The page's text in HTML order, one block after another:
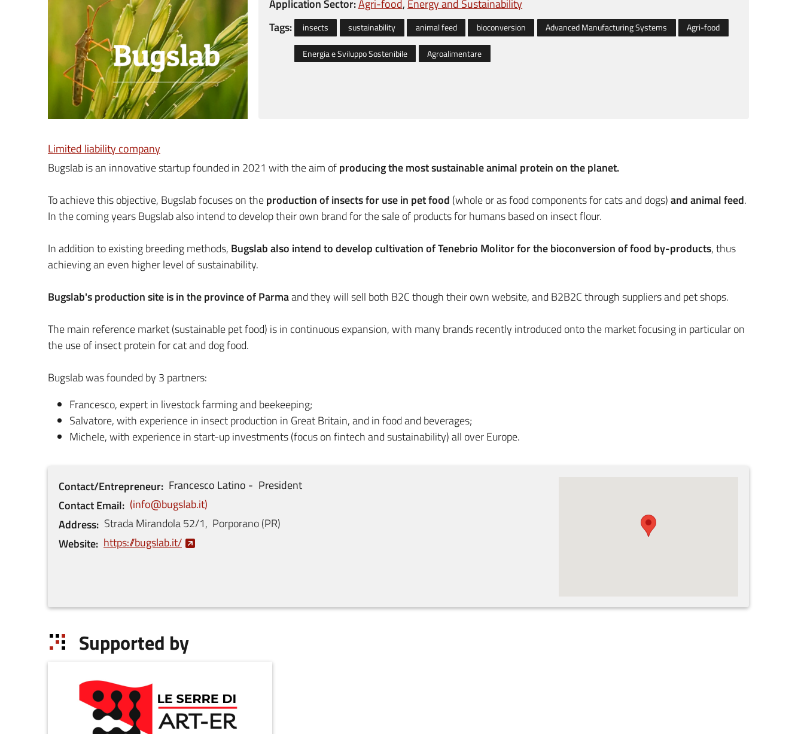
Application Sector:Agri-food Energy and Sustainability
Tags:
insects sustainability animal feed bioconversion Advanced Manufacturing Systems
Agri-food
Energia e Sviluppo Sostenibile
Agroalimentare
Limited liability company
Bugslab is an innovative startup founded in 2021 with the aim ofproducing the most sustainable animal protein on the planet.
To achieve this objective, Bugslab focuses on theproduction of insects for use in pet food (whole or as food components for cats and dogs)and animal feed.
In the coming years Bugslab also intend to develop their own brand for the sale of products for humans based on insect flour.
In addition to existing breeding methods, Bugslab also intend to develop cultivation of Tenebrio Molitor for the bioconversion of food by-products, thus
achieving an even higher level of sustainability.
Bugslab's production site is in the province of Parmaand they will sell both B2C though their own website, and B2B2C through suppliers and pet shops.
The main reference market (sustainable pet food) is in continuous expansion, with many brands recently introduced onto the market focusing in particular on
the use of insect protein for cat and dog food.
Bugslab was founded by 3 partners:
Francesco, expert in livestock farming and beekeeping;
Salvatore, with experience in insect production in Great Britain, and in food and beverages;
Michele, with experience in start-up investments (focus on fintech and sustainability) all over Europe.
Contact/Entrepreneur Francesco Latino
President
Contact Email
info@bugslab.it
Address Strada Mirandola52/1, Porporano(PR)
Website https://bugslab.it/
Supported by